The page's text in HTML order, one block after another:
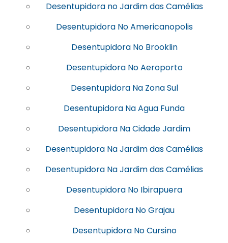
Desentupidora no Jardim das Camélias
Desentupidora No Americanopolis
Desentupidora No Brooklin
Desentupidora No Aeroporto
Desentupidora Na Zona Sul
Desentupidora Na Agua Funda
Desentupidora Na Cidade Jardim
Desentupidora Na Jardim das Camélias
Desentupidora Na Jardim das Camélias
Desentupidora No Ibirapuera
Desentupidora No Grajau
Desentupidora No Cursino